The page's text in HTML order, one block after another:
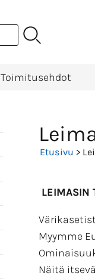
Toimitusehdot
Etusivu >
LEIMASIN
Myymme
Näitä